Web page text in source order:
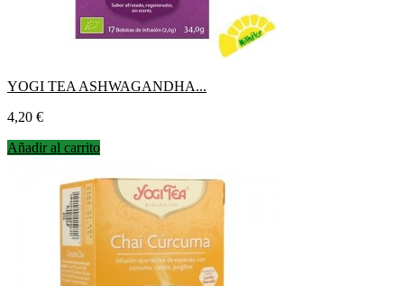
YOGI TEA ASHWAGANDHA...
Precio
4,20 €
Añadir al carrito